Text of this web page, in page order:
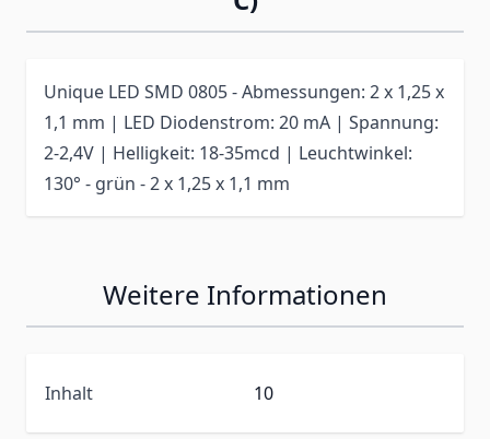
Unique LED SMD 0805 - Abmessungen: 2 x 1,25 x
1,1 mm | LED Diodenstrom: 20 mA | Spannung:
2-2,4V | Helligkeit: 18-35mcd | Leuchtwinkel:
130° - grün - 2 x 1,25 x 1,1 mm
Weitere Informationen
Inhalt 10